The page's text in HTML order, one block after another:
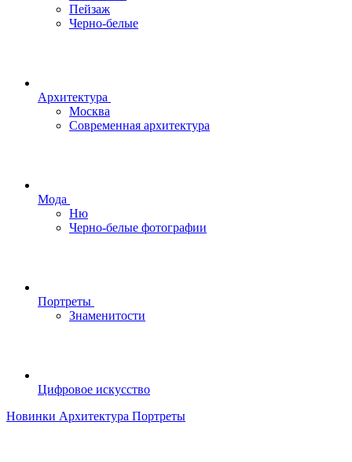
Пейзаж
Черно-белые
Архитектура
Москва
Современная архитектура
Мода
Ню
Черно-белые фотографии
Портреты
Знаменитости
Цифровое искусство
Новинки Архитектура Портреты